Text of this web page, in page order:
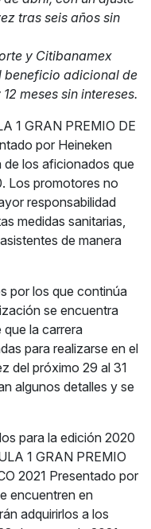
tras seis años sin
y Citibanamex
beneficio adicional de
meses sin intereses.
1 GRAN PREMIO DE
por Heineken
los aficionados que
Los promotores no
responsabilidad
medidas sanitarias,
de manera
por los que continúa
se encuentra
la carrera
para realizarse en el
del próximo 29 al 31
algunos detalles y se
para la edición 2020
1 GRAN PREMIO
2021 Presentado por
encuentren en
adquirirlos a los